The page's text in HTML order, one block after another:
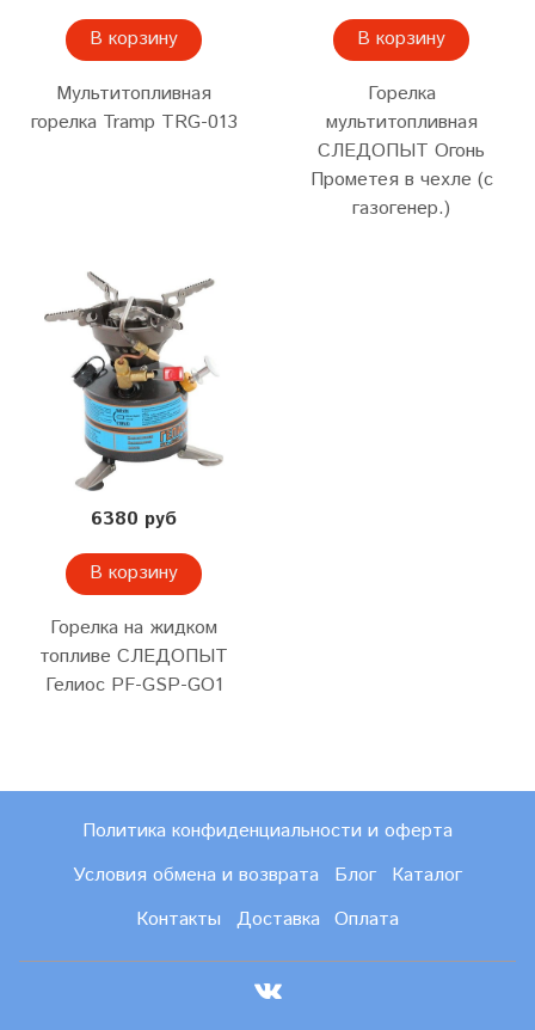
В корзину
Мультитопливная
горелка Tramp TRG-013
В корзину
Горелка
мультитопливная
СЛЕДОПЫТ Огонь
Прометея в чехле (с
газогенер.)
6380 руб
В корзину
Горелка на жидком
топливе СЛЕДОПЫТ
Гелиос PF-GSP-GO1
Политика конфиденциальности и оферта
Условия обмена и возврата
Блог
Каталог
Контакты
Доставка Оплата